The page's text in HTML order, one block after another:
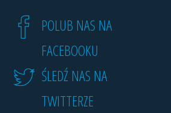
POLUB NAS NA
FACEBOOKU
ŚLEDŹ NAS NA
TWITTERZE